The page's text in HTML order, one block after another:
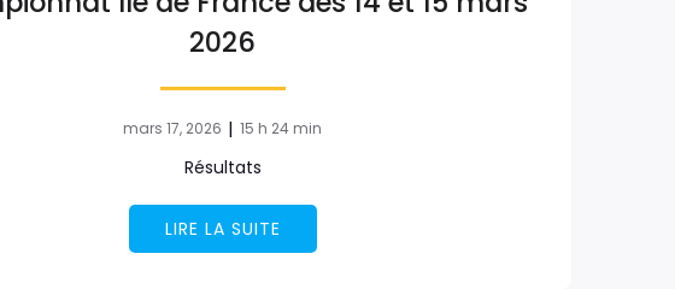
2026
mars 17, 2026 | 15 h 24 min
Résultats
LIRE LA SUITE